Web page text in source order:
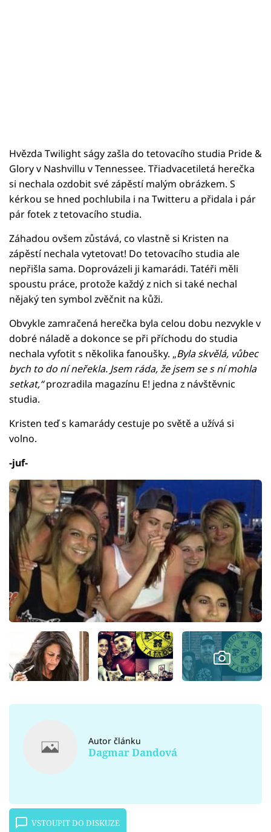
Hvězda Twilight ságy zašla do tetovacího studia Pride &
Glory v Nashvillu v Tennessee. Třiadvacetiletá herečka
si nechala ozdobit své zápěstí malým obrázkem. S
kérkou se hned pochlubila i na Twitteru a přidala i pár
pár fotek z tetovacího studia.
Záhadou ovšem zůstává, co vlastně si Kristen na
zápěstí nechala vytetovat! Do tetovacího studia ale
nepřišla sama. Doprovázeli ji kamarádi. Tatéři měli
spoustu práce, protože každý z nich si také nechal
nějaký ten symbol zvěčnit na kůži.
Obvykle zamračená herečka byla celou dobu nezvykle v
dobré náladě a dokonce se při příchodu do studia
nechala vyfotit s několika fanoušky. „Byla skvělá, vůbec
bych to do ní neřekla. Jsem ráda, že jsem se s ní mohla
setkat,“prozradila magazínu E! jedna z návštěvnic
studia.
Kristen teď s kamarády cestuje po světě a užívá si
volno.
-juf-
Autor článku
Dagmar Dandová
VSTOUPIT DO DISKUZE